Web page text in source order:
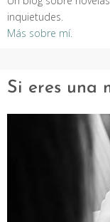
inquietudes.
Más sobre mí.
Si eres una